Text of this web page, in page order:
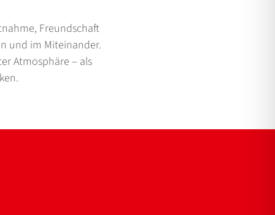
Freundschaft
und im Miteinander.
Atmosphäre – als